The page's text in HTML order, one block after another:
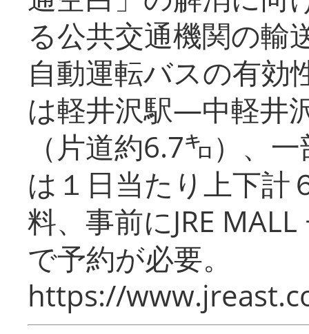
る公共交通機関の輸
自動運転バスの有効
は軽井沢駅―中軽井
（片道約6.7㌔）、
は１日当たり上下計
料、事前にJRE
で予約が必要。
https://